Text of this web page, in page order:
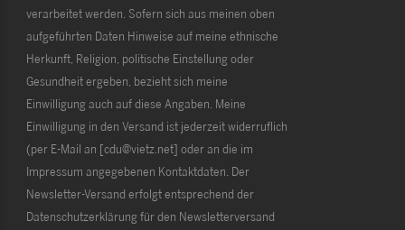
verarbeitet werden. Sofern sich aus meinen oben
aufgeführten Daten Hinweise auf meine ethnische
Herkunft, Religion, politische Einstellung oder
Gesundheit ergeben, bezieht sich meine
Einwilligung auch auf diese Angaben. Meine
Einwilligung in den Versand ist jederzeit widerruflich
(per E-Mail an [cdu@vietz.net] oder an die im
Impressum angegebenen Kontaktdaten. Der
Newsletter-Versand erfolgt entsprechend der
Datenschutzerklärung für den Newsletterversand